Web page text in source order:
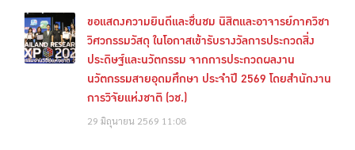
ขอแสดงความยินดีและชื่นชม นิสิตและอาจารย์ภาควิชา
วิศวกรรมวัสดุ ในโอกาสเข้ารับรางวัลการประกวดสิ่ง
ประดิษฐ์และนวัตกรรม จากการประกวดผลงาน
นวัตกรรมสายอุดมศึกษา ประจำปี 2569 โดยสำนักงาน
การวิจัยแห่งชาติ (วช.)
29 มิถุนายน 2569 11:08